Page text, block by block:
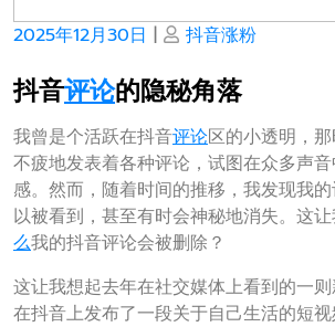
Posted
2025年12月30日 | Posted
抖音涨粉
抖音评论的隐秘角落
我曾是个活跃在抖音评论区的小透明，
不疲地发表着各种评论，试图在众多声
感。然而，随着时间的推移，我发现我
以被看到，甚至有时会神秘地消失。这让
么我的抖音评论会被删除？
这让我想起去年在社交媒体上看到的一
在抖音上发布了一段关于自己生活的短